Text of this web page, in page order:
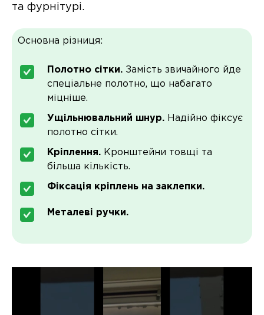
та фурнітурі.
Основна різниця:
Полотно сітки. Замість звичайного йде
спеціальне полотно, що набагато
міцніше.
Ущільнювальний шнур. Надійно фіксує
полотно сітки.
Кріплення. Кронштейни товщі та
більша кількість.
Фіксація кріплень на заклепки.
Металеві ручки.